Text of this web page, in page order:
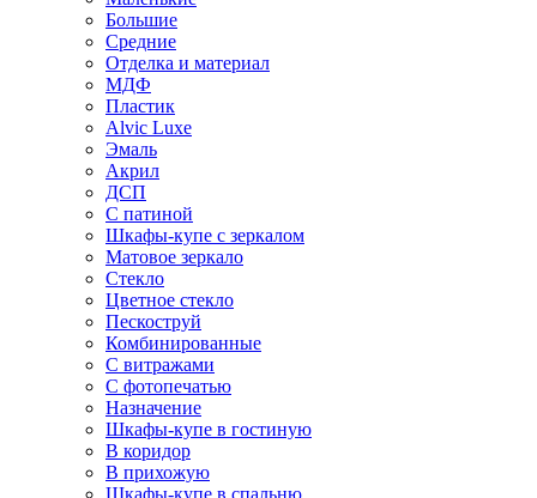
Большие
Средние
Отделка и материал
МДФ
Пластик
Alvic Luxe
Эмаль
Акрил
ДСП
С патиной
Шкафы-купе с зеркалом
Матовое зеркало
Стекло
Цветное стекло
Пескоструй
Комбинированные
С витражами
С фотопечатью
Назначение
Шкафы-купе в гостиную
В коридор
В прихожую
Шкафы-купе в спальню